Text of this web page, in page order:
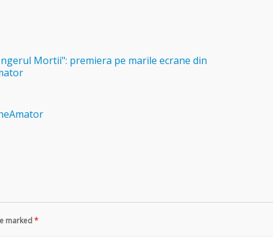
Mortii": premiera pe marile ecrane din
marked*